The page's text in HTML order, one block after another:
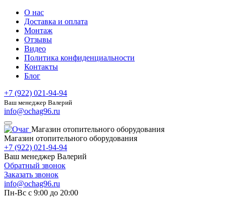
О нас
Доставка и оплата
Монтаж
Отзывы
Видео
Политика конфиденциальности
Контакты
Блог
+7 (922) 021-94-94
Ваш менеджер Валерий
info@ochag96.ru
Магазин отопительного оборудования
Магазин отопительного оборудования
+7 (922) 021-94-94
Ваш менеджер Валерий
Обратный звонок
Заказать звонок
info@ochag96.ru
Пн-Вс с 9:00 до 20:00